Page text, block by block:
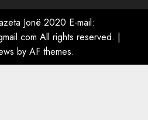
me Talo Çelën”,
e Nuredin Dumanit
për PERSONAT që e
Jonë 2020 E-mail:
All rights reserved. |
by AF themes.